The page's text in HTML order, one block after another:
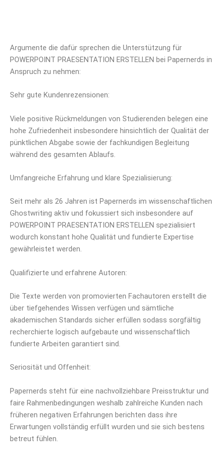
Argumente die dafür sprechen die Unterstützung für
POWERPOINT PRAESENTATION ERSTELLEN bei Papernerds in
Anspruch zu nehmen:
Sehr gute Kundenrezensionen:
Viele positive Rückmeldungen von Studierenden belegen eine
hohe Zufriedenheit insbesondere hinsichtlich der Qualität der
pünktlichen Abgabe sowie der fachkundigen Begleitung
während des gesamten Ablaufs.
Umfangreiche Erfahrung und klare Spezialisierung:
Seit mehr als 26 Jahren ist Papernerds im wissenschaftlichen
Ghostwriting aktiv und fokussiert sich insbesondere auf
POWERPOINT PRAESENTATION ERSTELLEN spezialisiert
wodurch konstant hohe Qualität und fundierte Expertise
gewährleistet werden.
Qualifizierte und erfahrene Autoren:
Die Texte werden von promovierten Fachautoren erstellt die
über tiefgehendes Wissen verfügen und sämtliche
akademischen Standards sicher erfüllen sodass sorgfältig
recherchierte logisch aufgebaute und wissenschaftlich
fundierte Arbeiten garantiert sind.
Seriosität und Offenheit:
Papernerds steht für eine nachvollziehbare Preisstruktur und
faire Rahmenbedingungen weshalb zahlreiche Kunden nach
früheren negativen Erfahrungen berichten dass ihre
Erwartungen vollständig erfüllt wurden und sie sich bestens
betreut fühlen.